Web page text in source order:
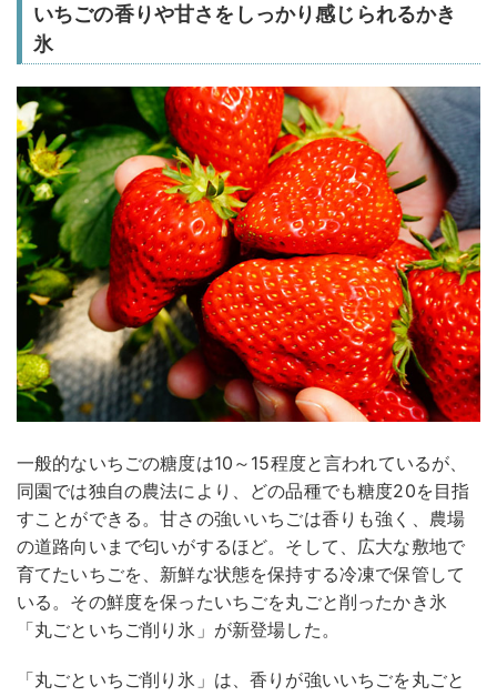
いちごの香りや甘さをしっかり感じられるかき
氷
一般的ないちごの糖度は10～15程度と言われているが、
同園では独自の農法により、どの品種でも糖度20を目指
すことができる。甘さの強いいちごは香りも強く、農場
の道路向いまで匂いがするほど。そして、広大な敷地で
育てたいちごを、新鮮な状態を保持する冷凍で保管して
いる。その鮮度を保ったいちごを丸ごと削ったかき氷
「丸ごといちご削り氷」が新登場した。
「丸ごといちご削り氷」は、香りが強いいちごを丸ごと